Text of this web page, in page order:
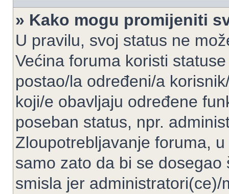
» Kako mogu promijeniti
U pravilu, svoj status ne
Većina foruma koristi
postao/la određeni/a
koji/e obavljaju određene
poseban status, npr.
Zloupotrebljavanje foruma,
samo zato da bi se
smisla jer